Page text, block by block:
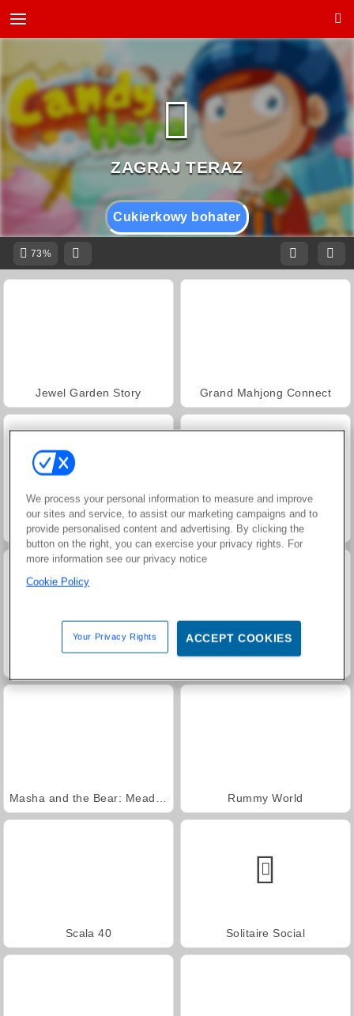
Cukierkowy bohater
73%
Jewel Garden Story Grand Mahjong Connect
Juice Merge Trollface Quest: USA 2
Rummy World
Scala 40 Solitaire Social
We process your personal information to measure and improve
our sites and service, to assist our marketing campaigns and to
provide personalised content and advertising. By clicking the
button on the right, you can exercise your privacy rights. For
more information see our privacy notice
Cookie Policy
Your Privacy Rights ACCEPT COOKIES